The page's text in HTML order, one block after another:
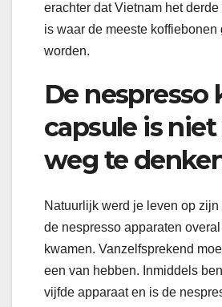
erachter dat Vietnam het
is waar de meeste koffiebonen
worden.
De nespresso
capsule is
weg te
Natuurlijk werd je leven op zijn
de nespresso apparaten
kwamen. Vanzelfsprekend
een van hebben. Inmiddels
vijfde apparaat en is de